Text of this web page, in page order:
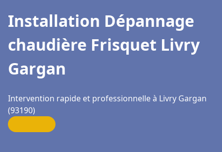
Installation Dépannage
chaudière Frisquet Livry
Gargan
Intervention rapide et professionnelle à Livry Gargan
(93190)